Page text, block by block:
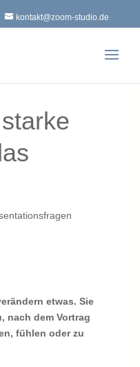
kontakt@zoom-studio.de
etwas. Sie
nach dem Vortrag
fühlen oder zu